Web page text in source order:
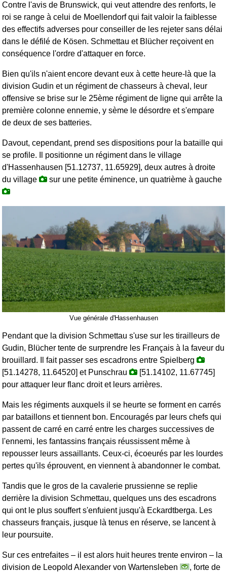
Contre l'avis de Brunswick, qui veut attendre des renforts, le
roi se range à celui de Moellendorf qui fait valoir la faiblesse
des effectifs adverses pour conseiller de les rejeter sans délai
dans le défilé de Kösen. Schmettau et Blücher reçoivent en
conséquence l'ordre d'attaquer en force.
Bien qu'ils n'aient encore devant eux à cette heure-là que la
division Gudin et un régiment de chasseurs à cheval, leur
offensive se brise sur le 25ème régiment de ligne qui arrête la
première colonne ennemie, y sème le désordre et s'empare
de deux de ses batteries.
Davout, cependant, prend ses dispositions pour la bataille qui
se profile. Il positionne un régiment dans le village
d'Hassenhausen [51.12737, 11.65929], deux autres à droite
du village
sur une petite éminence, un quatrième à gauche
Vue générale d'Hassenhausen
Pendant que la division Schmettau s'use sur les tirailleurs de
Gudin, Blücher tente de surprendre les Français à la faveur du
brouillard. Il fait passer ses escadrons entre Spielberg
[51.14278, 11.64520] et Punschrau
[51.14102, 11.67745]
pour attaquer leur flanc droit et leurs arrières.
Mais les régiments auxquels il se heurte se forment en carrés
par bataillons et tiennent bon. Encouragés par leurs chefs qui
passent de carré en carré entre les charges successives de
l'ennemi, les fantassins français réussissent même à
repousser leurs assaillants. Ceux-ci, écoeurés par les lourdes
pertes qu'ils éprouvent, en viennent à abandonner le combat.
Tandis que le gros de la cavalerie prussienne se replie
derrière la division Schmettau, quelques uns des escadrons
qui ont le plus souffert s'enfuient jusqu'à Eckardtberga. Les
chasseurs français, jusque là tenus en réserve, se lancent à
leur poursuite.
Sur ces entrefaites – il est alors huit heures trente environ – la
division de Leopold Alexander von Wartensleben
, forte de